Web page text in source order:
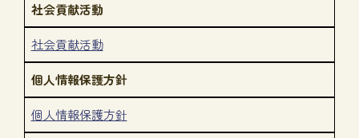
社会貢献活動
社会貢献活動
個人情報保護方針
個人情報保護方針